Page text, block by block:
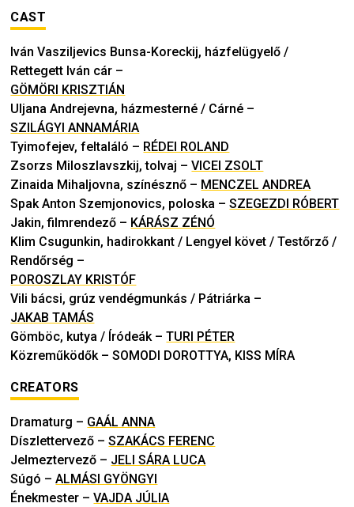
CAST
Iván Vasziljevics Bunsa-Koreckij, házfelügyelő /
Rettegett Iván cár –
GÖMÖRI KRISZTIÁN
Uljana Andrejevna, házmesterné / Cárné –
SZILÁGYI ANNAMÁRIA
Tyimofejev, feltaláló – RÉDEI ROLAND
Zsorzs Miloszlavszkij, tolvaj –VICEI ZSOLT
Zinaida Mihaljovna, színésznő – MENCZEL ANDREA
Spak Anton Szemjonovics, poloska –SZEGEZDI RÓBERT
Jakin, filmrendező – KÁRÁSZ ZÉNÓ
Klim Csugunkin, hadirokkant / Lengyel követ / Testőrző /
Rendőrség –
POROSZLAY KRISTÓF
Vili bácsi, grúz vendégmunkás / Pátriárka –
JAKAB TAMÁS
Gömböc, kutya / Íródeák–TURI PÉTER
Közreműködők–SOMODI DOROTTYA, KISS MÍRA
CREATORS
Dramaturg – GAÁL ANNA
Díszlettervező –SZAKÁCS FERENC
Jelmeztervező – JELI SÁRA LUCA
Súgó –ALMÁSI GYÖNGYI
Énekmester –VAJDA JÚLIA